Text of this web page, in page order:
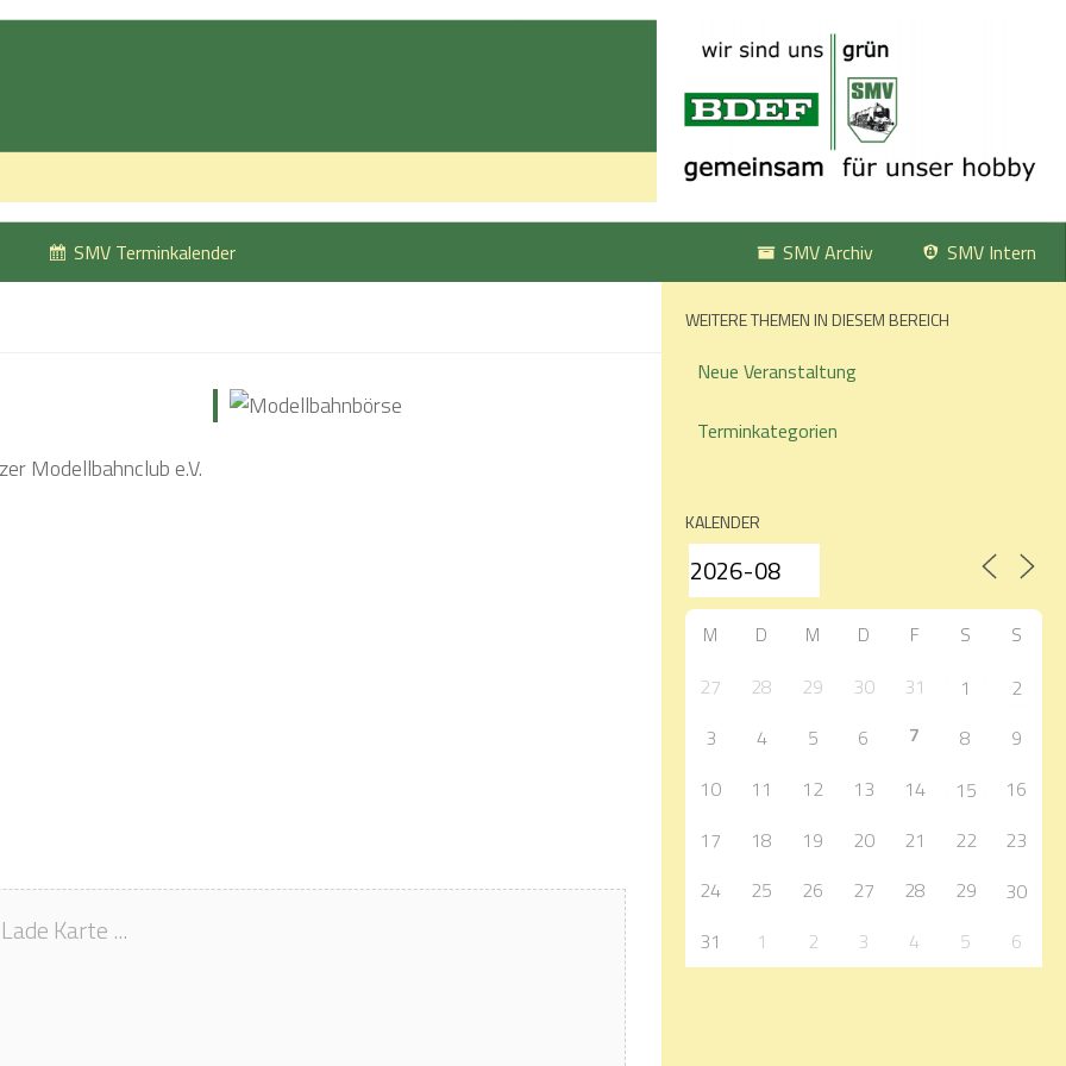
SMV Intern
SMV Archiv
SMV Terminkalender
Modellbahnclub e.V.
Lade Karte ...
WEITERE THEMEN IN DIESEM BEREICH
Neue Veranstaltung
Terminkategorien
KALENDER
M D M D F S S
27 28 29 30 31 1
2
3
4 5 6 7 8
9
10
11 12 13 14 15
16
17
18 19 20 21 22
23
24
25 26 27 28 29
30
31
1 2 3 4 5 6